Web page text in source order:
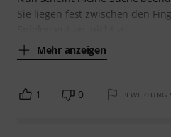
Sie liegen fest zwischen den
Mehr anzeigen
1 0 BEWERTUNG